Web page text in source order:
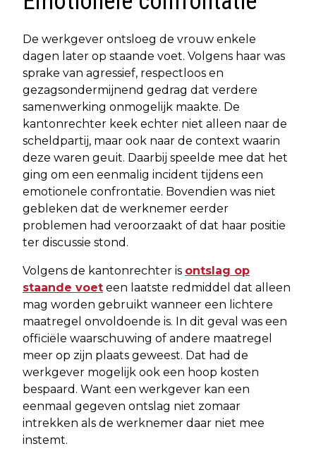
De werkgever ontsloeg de vrouw enkele
dagen later op staande voet. Volgens haar was
sprake van agressief, respectloos en
gezagsondermijnend gedrag dat verdere
samenwerking onmogelijk maakte. De
kantonrechter keek echter niet alleen naar de
scheldpartij, maar ook naar de context waarin
deze waren geuit. Daarbij speelde mee dat het
ging om een eenmalig incident tijdens een
emotionele confrontatie. Bovendien was niet
gebleken dat de werknemer eerder
problemen had veroorzaakt of dat haar positie
ter discussie stond.
Volgens de kantonrechter is ontslag op
staande voet een laatste redmiddel dat alleen
mag worden gebruikt wanneer een lichtere
maatregel onvoldoende is. In dit geval was een
officiële waarschuwing of andere maatregel
meer op zijn plaats geweest. Dat had de
werkgever mogelijk ook een hoop kosten
bespaard. Want een werkgever kan een
eenmaal gegeven ontslag niet zomaar
intrekken als de werknemer daar niet mee
instemt.